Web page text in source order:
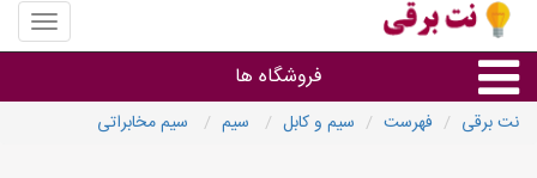
منوی
سایت
برقی
فروشگاه ها
نت برقی فهرست سیم و کابل سیم سیم مخابراتی